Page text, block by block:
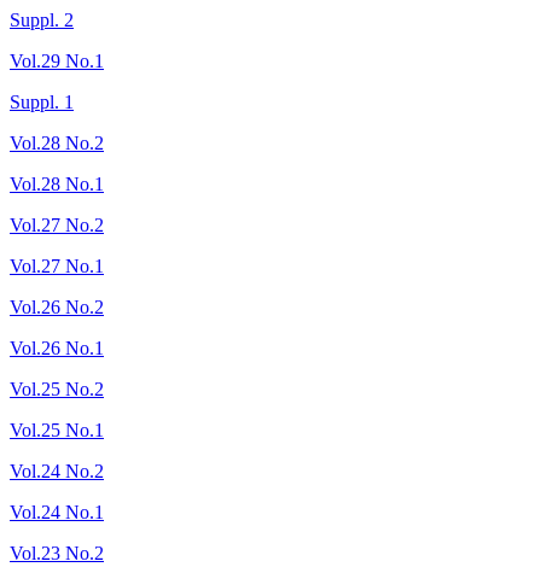
Suppl. 2
Vol.29 No.1
Suppl. 1
Vol.28 No.2
Vol.28 No.1
Vol.27 No.2
Vol.27 No.1
Vol.26 No.2
Vol.26 No.1
Vol.25 No.2
Vol.25 No.1
Vol.24 No.2
Vol.24 No.1
Vol.23 No.2